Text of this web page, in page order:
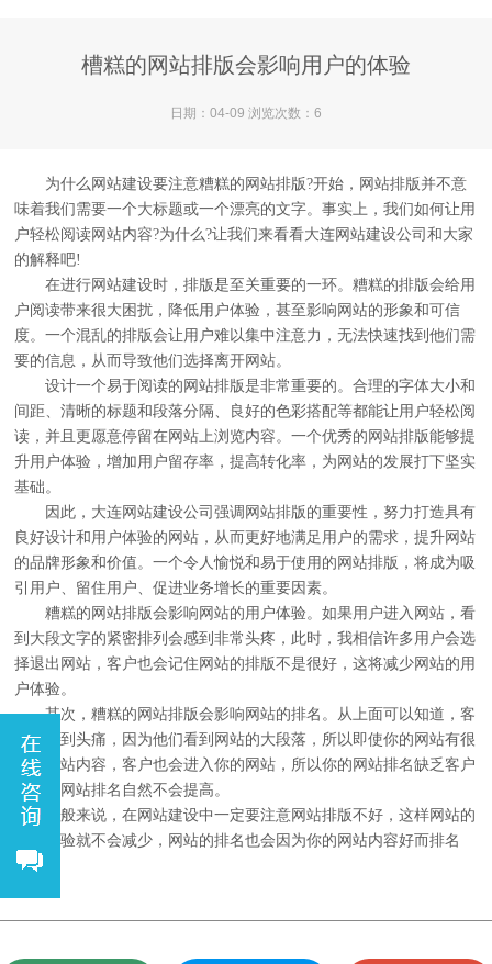
槽糕的网站排版会影响用户的体验
日期：04-09 浏览次数：6
为什么网站建设要注意糟糕的网站排版?开始，网站排版并不意
味着我们需要一个大标题或一个漂亮的文字。事实上，我们如何让用
户轻松阅读网站内容?为什么?让我们来看看大连网站建设公司和大家
的解释吧!
在进行网站建设时，排版是至关重要的一环。糟糕的排版会给用
户阅读带来很大困扰，降低用户体验，甚至影响网站的形象和可信
度。一个混乱的排版会让用户难以集中注意力，无法快速找到他们需
要的信息，从而导致他们选择离开网站。
设计一个易于阅读的网站排版是非常重要的。合理的字体大小和
间距、清晰的标题和段落分隔、良好的色彩搭配等都能让用户轻松阅
读，并且更愿意停留在网站上浏览内容。一个优秀的网站排版能够提
升用户体验，增加用户留存率，提高转化率，为网站的发展打下坚实
基础。
因此，大连网站建设公司强调网站排版的重要性，努力打造具有
良好设计和用户体验的网站，从而更好地满足用户的需求，提升网站
的品牌形象和价值。一个令人愉悦和易于使用的网站排版，将成为吸
引用户、留住用户、促进业务增长的重要因素。
糟糕的网站排版会影响网站的用户体验。如果用户进入网站，看
到大段文字的紧密排列会感到非常头疼，此时，我相信许多用户会选
择退出网站，客户也会记住网站的排版不是很好，这将减少网站的用
户体验。
其次，糟糕的网站排版会影响网站的排名。从上面可以知道，客
户会感到头痛，因为他们看到网站的大段落，所以即使你的网站有很
好的网站内容，客户也会进入你的网站，所以你的网站排名缺乏客户
进入，网站排名自然不会提高。
一般来说，在网站建设中一定要注意网站排版不好，这样网站的
使用体验就不会减少，网站的排名也会因为你的网站内容好而排名
好。